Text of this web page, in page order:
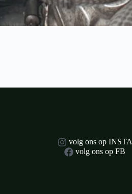
volg ons op INSTA
volg ons op FB